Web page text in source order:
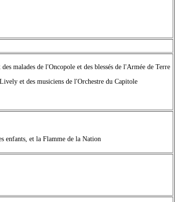
malades de l'Oncopole et des blessés de l'Armée de Terre
et des musiciens de l'Orchestre du Capitole
enfants, et la Flamme de la Nation